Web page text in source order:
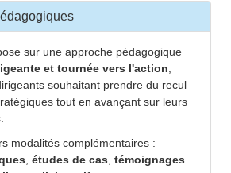
sur une approche pédagogique
et tournée vers l'action,
souhaitant prendre du recul
tout en avançant sur leurs
modalités complémentaires :
, études de cas, témoignages